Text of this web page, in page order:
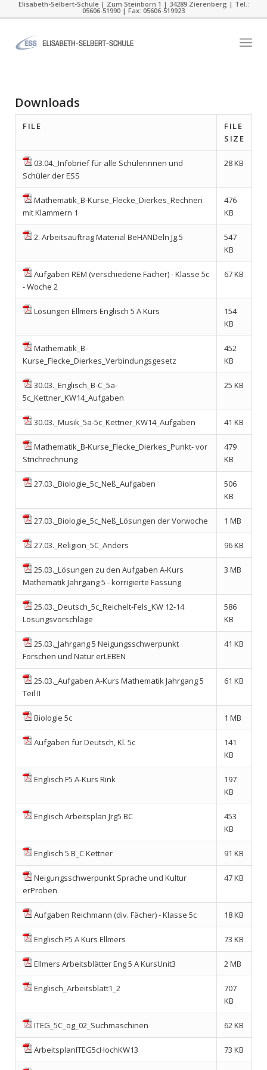
Elisabeth-Selbert-Schule | Zum Steinborn 1 | 34289 Zierenberg | Tel.:
05606-51990 | Fax: 05606-519923
Downloads
FILE
FILE
SIZE
03.04._Infobrief für alle Schülerinnen und
Schüler der ESS
28 KB
Mathematik_B-Kurse_Flecke_Dierkes_Rechnen
mit Klammern 1
476
KB
2. Arbeitsauftrag Material BeHANDeln Jg.5
547
KB
Aufgaben REM (verschiedene Fächer) - Klasse 5c
- Woche 2
67 KB
Lösungen Ellmers Englisch 5 A Kurs
154
KB
Mathematik_B-
Kurse_Flecke_Dierkes_Verbindungsgesetz
452
KB
30.03._Englisch_B-C_5a-
5c_Kettner_KW14_Aufgaben
25 KB
30.03._Musik_5a-5c_Kettner_KW14_Aufgaben 41 KB
Mathematik_B-Kurse_Flecke_Dierkes_Punkt- vor
Strichrechnung
479
KB
27.03._Biologie_5c_Neß_Aufgaben
506
KB
27.03._Biologie_5c_Neß_Lösungen der Vorwoche 1 MB
27.03._Religion_5C_Anders 96 KB
25.03._Lösungen zu den Aufgaben A-Kurs
Mathematik Jahrgang 5 - korrigierte Fassung
3 MB
25.03._Deutsch_5c_Reichelt-Fels_KW 12-14
Lösungsvorschläge
586
KB
25.03._Jahrgang 5 Neigungsschwerpunkt
Forschen und Natur erLEBEN
41 KB
25.03._Aufgaben A-Kurs Mathematik Jahrgang 5
Teil II
61 KB
Biologie 5c 1 MB
Aufgaben für Deutsch, Kl. 5c
141
KB
Englisch F5 A-Kurs Rink
197
KB
Englisch Arbeitsplan Jrg5 BC
453
KB
Englisch 5 B_C Kettner 91 KB
Neigungsschwerpunkt Sprache und Kultur
erProben
47 KB
Aufgaben Reichmann (div. Fächer) - Klasse 5c 18 KB
Englisch F5 A Kurs Ellmers 73 KB
Ellmers Arbeitsblätter Eng 5 A KursUnit3 2 MB
Englisch_Arbeitsblatt1_2
707
KB
ITEG_5C_og_02_Suchmaschinen 62 KB
ArbeitsplanITEG5cHochKW13 73 KB